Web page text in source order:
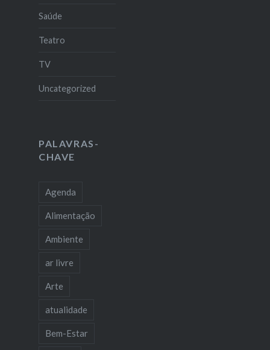
Saúde
Teatro
TV
Uncategorized
PALAVRAS-
CHAVE
Agenda
Alimentação
Ambiente
ar livre
Arte
atualidade
Bem-Estar